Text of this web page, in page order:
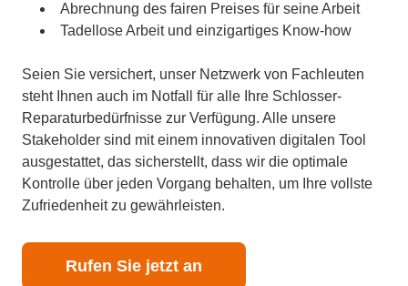
Abrechnung des fairen Preises für seine Arbeit
Tadellose Arbeit und einzigartiges Know-how
Seien Sie versichert, unser Netzwerk von Fachleuten
steht Ihnen auch im Notfall für alle Ihre Schlosser-
Reparaturbedürfnisse zur Verfügung. Alle unsere
Stakeholder sind mit einem innovativen digitalen Tool
ausgestattet, das sicherstellt, dass wir die optimale
Kontrolle über jeden Vorgang behalten, um Ihre vollste
Zufriedenheit zu gewährleisten.
Rufen Sie jetzt an